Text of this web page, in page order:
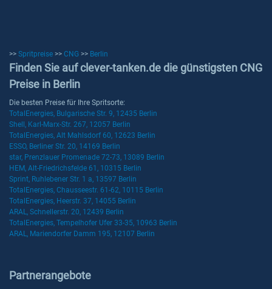
>> Spritpreise >> CNG >> Berlin
Finden Sie auf clever-tanken.de die günstigsten CNG
Preise in Berlin
Die besten Preise für Ihre Spritsorte:
TotalEnergies, Bulgarische Str. 9, 12435 Berlin
Shell, Karl-Marx-Str. 267, 12057 Berlin
TotalEnergies, Alt Mahlsdorf 60, 12623 Berlin
ESSO, Berliner Str. 20, 14169 Berlin
star, Prenzlauer Promenade 72-73, 13089 Berlin
HEM, Alt-Friedrichsfelde 61, 10315 Berlin
Sprint, Ruhlebener Str. 1 a, 13597 Berlin
TotalEnergies, Chausseestr. 61-62, 10115 Berlin
TotalEnergies, Heerstr. 37, 14055 Berlin
ARAL, Schnellerstr. 20, 12439 Berlin
TotalEnergies, Tempelhofer Ufer 33-35, 10963 Berlin
ARAL, Mariendorfer Damm 195, 12107 Berlin
Partnerangebote